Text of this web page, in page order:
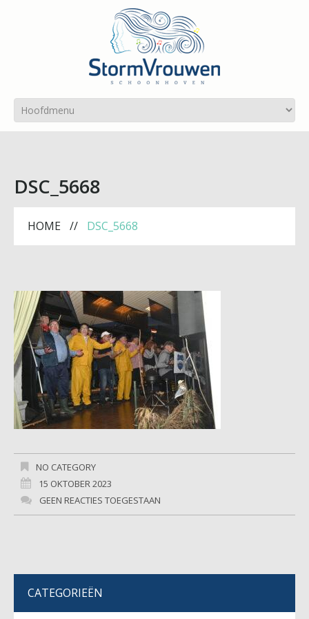
DSC_5668
HOME DSC_5668
NO CATEGORY
15 OKTOBER 2023
GEEN REACTIES TOEGESTAAN
CATEGORIEËN